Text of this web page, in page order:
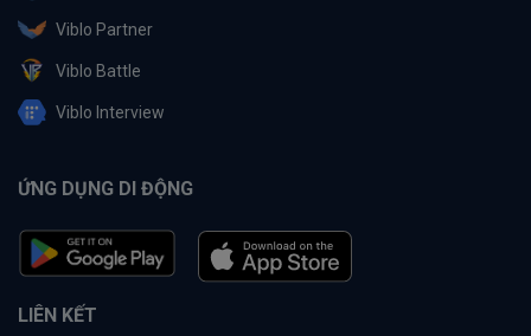
Viblo Partner
Viblo Battle
Viblo Interview
ỨNG DỤNG DI ĐỘNG
LIÊN KẾT